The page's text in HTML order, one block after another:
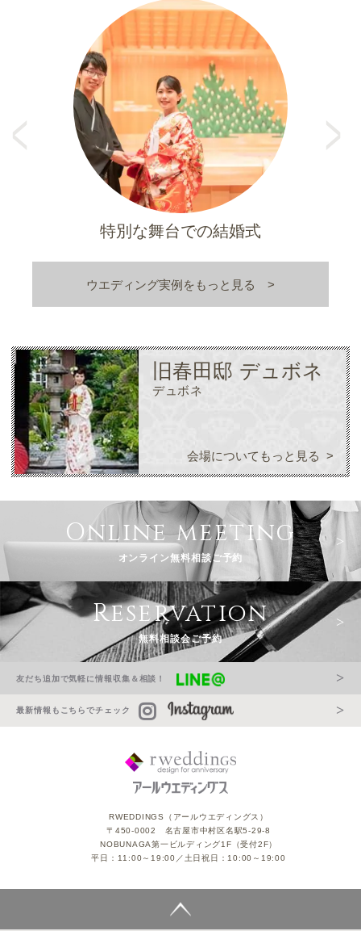
o
特別な舞台での結婚式
e
xt
ウエディング実例をもっと見る
旧春田邸 デュボネ
デュボネ
会場についてもっと見る
Online meeting
オンライン無料相談ご予約
Reservation
無料相談会ご予約
友だち追加で気軽に情報収集＆相談！
最新情報もこちらでチェック
RWEDDINGS（アールウエディングス）
〒450-0002 名古屋市中村区名駅5-29-8
NOBUNAGA第一ビルディング1F（受付2F）
平日：11:00～19:00／土日祝日：10:00～19:00